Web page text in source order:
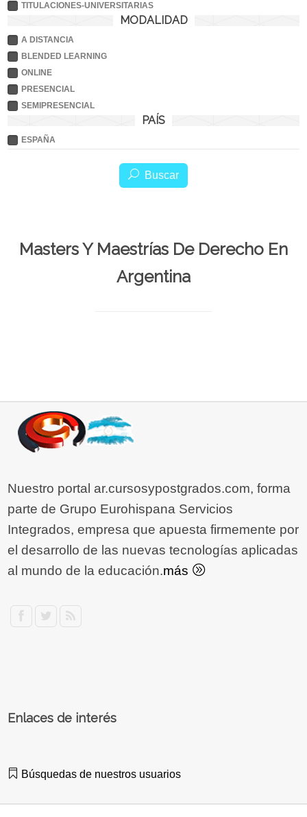
TITULACIONES-UNIVERSITARIAS
MODALIDAD
A DISTANCIA
BLENDED LEARNING
ONLINE
PRESENCIAL
SEMIPRESENCIAL
PAÍS
ESPAÑA
Buscar
Masters Y Maestrías De Derecho En
Argentina
Nuestro portal ar.cursosypostgrados.com, forma
parte de Grupo Eurohispana Servicios
Integrados, empresa que apuesta firmemente por
el desarrollo de las nuevas tecnologías aplicadas
al mundo de la educación.más
Enlaces de interés
Búsquedas de nuestros usuarios